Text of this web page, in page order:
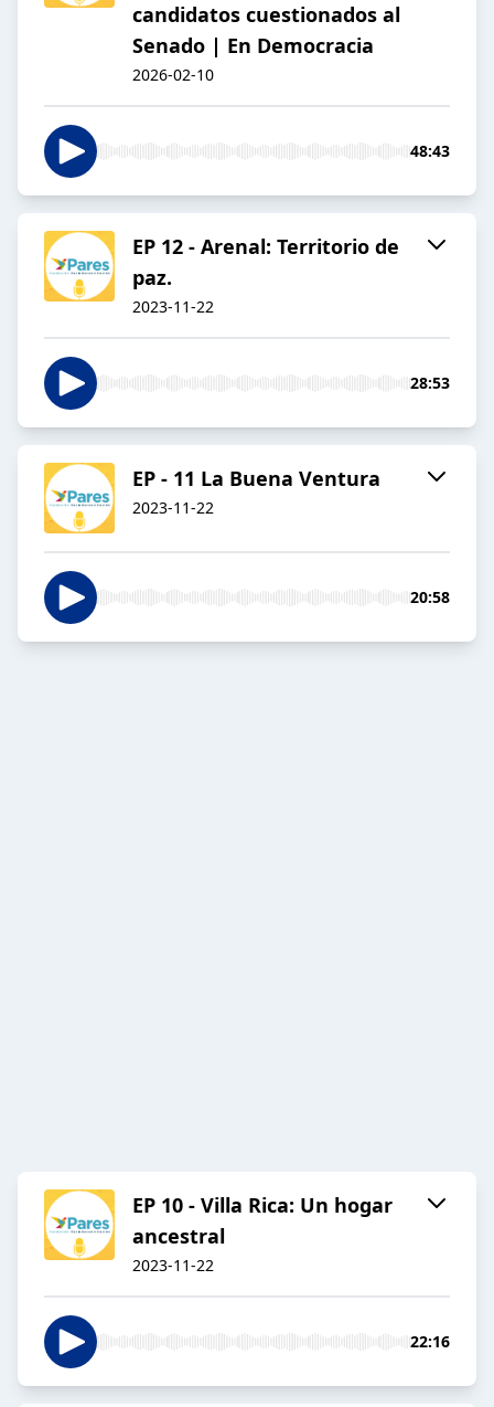
candidatos cuestionados al
Senado | En Democracia
2026-02-10
48:43
EP 12 - Arenal: Territorio de
paz.
2023-11-22
28:53
EP - 11 La Buena Ventura
2023-11-22
20:58
EP 10 - Villa Rica: Un hogar
ancestral
2023-11-22
22:16